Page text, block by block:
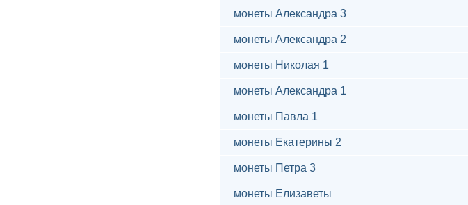
монеты Александра 3
монеты Александра 2
монеты Николая 1
монеты Александра 1
монеты Павла 1
монеты Екатерины 2
монеты Петра 3
монеты Елизаветы